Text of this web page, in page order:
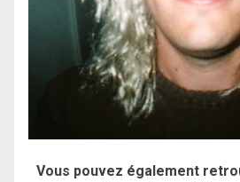
Vous pouvez également